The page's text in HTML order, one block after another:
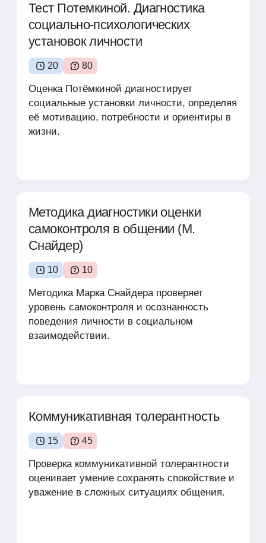
Тест Потемкиной. Диагностика
социально-психологических
установок личности
20 80
Оценка Потёмкиной диагностирует
социальные установки личности, определяя
её мотивацию, потребности и ориентиры в
жизни.
Методика диагностики оценки
самоконтроля в общении (М.
Снайдер)
10 10
Методика Марка Снайдера проверяет
уровень самоконтроля и осознанность
поведения личности в социальном
взаимодействии.
Коммуникативная толерантность
15 45
Проверка коммуникативной толерантности
оценивает умение сохранять спокойствие и
уважение в сложных ситуациях общения.